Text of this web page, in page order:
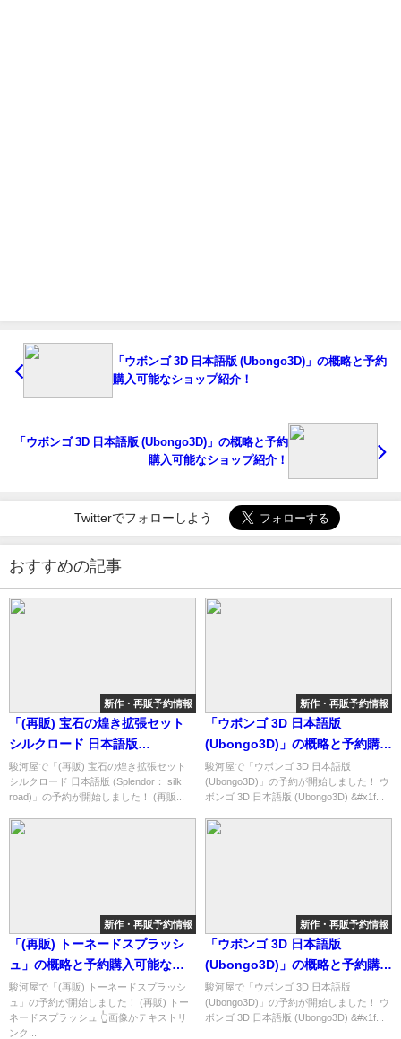
「ウボンゴ 3D 日本語版 (Ubongo3D)」の概略と予約
購入可能なショップ紹介！
「ウボンゴ 3D 日本語版 (Ubongo3D)」の概略と予約
購入可能なショップ紹介！
Twitterでフォローしよう
おすすめの記事
新作・再販予約情報
「(再販) 宝石の煌き拡張セット
シルクロード 日本語版
(Splendor： silk road)」の概略
と予約購入可能なショップ紹
介！
駿河屋で「(再販) 宝石の煌き拡張セット
シルクロード 日本語版 (Splendor： silk
road)」の予約が開始しました！ (再販...
新作・再販予約情報
「ウボンゴ 3D 日本語版
(Ubongo3D)」の概略と予約購入
可能なショップ紹介！
駿河屋で「ウボンゴ 3D 日本語版
(Ubongo3D)」の予約が開始しました！ ウ
ボンゴ 3D 日本語版 (Ubongo3D) &#x1f...
新作・再販予約情報
「(再販) トーネードスプラッシ
ュ」の概略と予約購入可能なシ
ョップ紹介！
駿河屋で「(再販) トーネードスプラッシ
ュ」の予約が開始しました！ (再販) トー
ネードスプラッシュ 👆画像かテキストリ
ンク...
新作・再販予約情報
「ウボンゴ 3D 日本語版
(Ubongo3D)」の概略と予約購入
可能なショップ紹介！
駿河屋で「ウボンゴ 3D 日本語版
(Ubongo3D)」の予約が開始しました！ ウ
ボンゴ 3D 日本語版 (Ubongo3D) &#x1f...